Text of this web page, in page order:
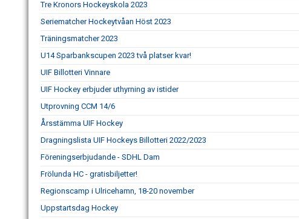
Tre Kronors Hockeyskola 2023
Seriematcher Hockeytvåan Höst 2023
Träningsmatcher 2023
U14 Sparbankscupen 2023 två platser kvar!
UIF Billotteri Vinnare
UIF Hockey erbjuder uthyrning av istider
Utprovning CCM 14/6
Årsstämma UIF Hockey
Dragningslista UIF Hockeys Billotteri 2022/2023
Föreningserbjudande - SDHL Dam
Frölunda HC - gratisbiljetter!
Regionscamp i Ulricehamn, 18-20 november
Uppstartsdag Hockey